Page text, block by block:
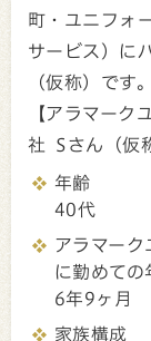
町・ユニフォ
サービス）に
（仮称）です。
【アラマーク
社 Sさん（仮
年齢
40代
アラマーク
に勤めての
6年9ヶ月
家族構成